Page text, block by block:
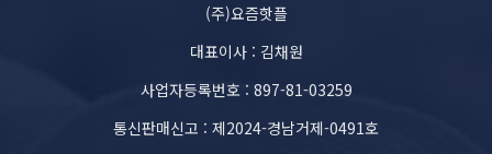
(주)요즘핫플
대표이사 : 김채원
사업자등록번호 : 897-81-03259
통신판매신고 : 제2024-경남거제-0491호